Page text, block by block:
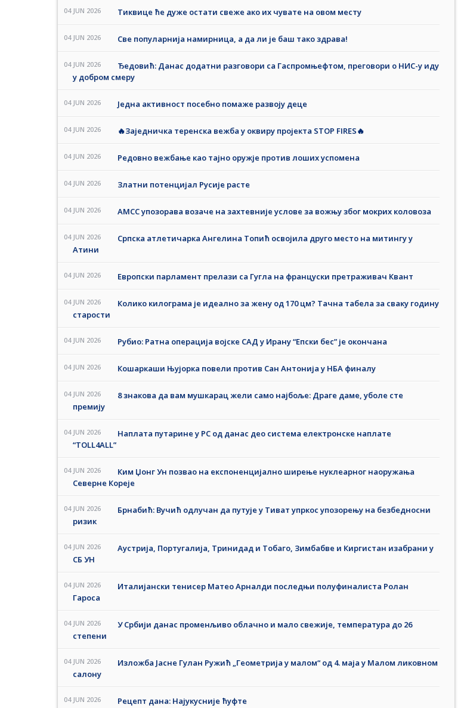
04 JUN 2026 Тиквице ће дуже остати свеже ако их чувате на овом месту
04 JUN 2026 Све популарнија намирница, а да ли је баш тако здрава!
04 JUN 2026
Ђедовић: Данас додатни разговори са Гаспромњефтом, преговори о НИС-у иду
у добром смеру
04 JUN 2026 Једна активност посебно помаже развоју деце
04 JUN 2026 🔥Заједничка теренска вежба у оквиру пројекта STOP FIRES🔥
04 JUN 2026 Редовно вежбање као тајно оружје против лоших успомена
04 JUN 2026 Златни потенцијал Русије расте
04 JUN 2026 АМСС упозорава возаче на захтевније услове за вожњу због мокрих коловоза
04 JUN 2026
Српска атлетичарка Ангелина Топић освојила друго место на митингу у
Атини
04 JUN 2026 Европски парламент прелази са Гугла на француски претраживач Квант
04 JUN 2026
Колико килограма је идеално за жену од 170 цм? Тачна табела за сваку годину
старости
04 JUN 2026 Рубио: Ратна операција војске САД у Ирану “Епски бес” је окончана
04 JUN 2026 Кошаркаши Њујорка повели против Сан Антонија у НБА финалу
04 JUN 2026
8 знакова да вам мушкарац жели само најбоље: Драге даме, уболе сте
премију
04 JUN 2026
Наплата путарине у РС од данас део система електронске наплате
“TOLL4ALL”
04 JUN 2026
Ким Џонг Ун позвао на експоненцијално ширење нуклеарног наоружања
Северне Кореје
04 JUN 2026
Брнабић: Вучић одлучан да путује у Тиват упркос упозорењу на безбедносни
ризик
04 JUN 2026
Аустрија, Португалија, Тринидад и Тобаго, Зимбабве и Киргистан изабрани у
СБ УН
04 JUN 2026
Италијански тенисер Матео Арналди последњи полуфиналиста Ролан
Гароса
04 JUN 2026
У Србији данас променљиво облачно и мало свежије, температура до 26
степени
04 JUN 2026
Изложба Јасне Гулан Ружић „Геометрија у малом“ од 4. маја у Малом ликовном
салону
04 JUN 2026 Рецепт дана: Најукусније ћуфте